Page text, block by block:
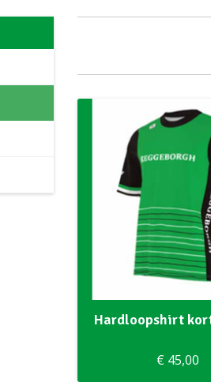
Hardloopshirt
€ 45,00